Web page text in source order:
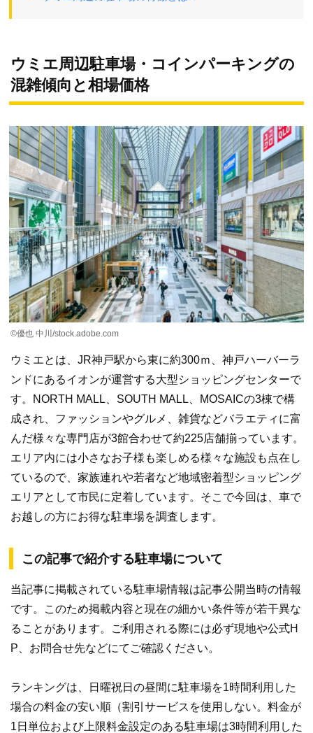
ウミエ周辺駐車場・コインパーキングの
混雑傾向と相場価格
©︎優也 中川/stock.adobe.com
ウミエとは、JR神戸駅から東に約300ｍ、神戸ハーバーラ
ンドにあるイオンが運営する大型ショッピングセンターで
す。NORTH MALL、SOUTH MALL、MOSAICの3棟で構
成され、ファッションやグルメ、雑貨などバラエティに富
んだ様々な専門店が3館合わせて約225店舗揃っています。
エリア内には小さなお子様も楽しめる様々な施設も点在し
ているので、家族連れや若者など地域密着型ショッピング
エリアとして市民に定着しています。そこで今回は、車で
お越しの方にお得な駐車場を調査します。
この記事で紹介する駐車場について
当記事に掲載されている駐車場情報は記事公開当時の情報
です。このため掲載内容と現在の細かい条件等が若干異な
ることがあります。ご利用される際には必ず現地や公式H
P、お問合せ先などにてご確認ください。
ランキングは、日曜祝日の昼間に駐車場を1時間利用した
場合の料金の安い順（割引サービスを使用しない。料金が
1日単位および上限料金設定のある駐車場は3時間利用した